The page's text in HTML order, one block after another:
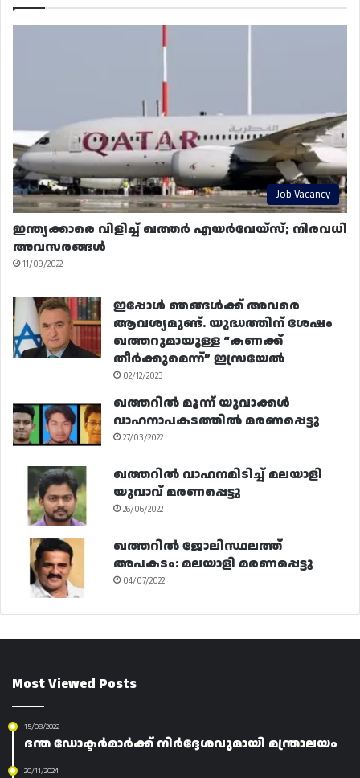
Job Vacancy
ഇന്ത്യക്കാരെ വിളിച്ച് ഖത്തർ എയർവേയ്‌സ്; നിരവധി
അവസരങ്ങൾ
11/09/2022
ഇപ്പോൾ ഞങ്ങൾക്ക് അവരെ
ആവശ്യമുണ്ട്. യുദ്ധത്തിന് ശേഷം
ഖത്തറുമായുള്ള “കണക്ക്
തീർക്കുമെന്ന്” ഇസ്രയേൽ
02/12/2023
ഖത്തറിൽ മൂന്ന് യുവാക്കൾ
വാഹനാപകടത്തിൽ മരണപ്പെട്ടു
27/03/2022
ഖത്തറിൽ വാഹനമിടിച്ച് മലയാളി
യുവാവ് മരണപ്പെട്ടു
26/06/2022
ഖത്തറിൽ ജോലിസ്ഥലത്ത്
അപകടം: മലയാളി മരണപ്പെട്ടു
04/07/2022
Most Viewed Posts
15/08/2022
ദന്ത ഡോക്ടർമാർക്ക് നിർദ്ദേശവുമായി മന്ത്രാലയം
20/11/2024